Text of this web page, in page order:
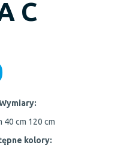
C
40 cm 120 cm
kolory: